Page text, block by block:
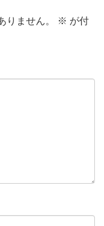
りません。 ※ が付